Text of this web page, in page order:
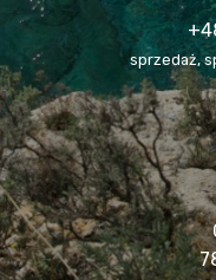
sprzedaż,